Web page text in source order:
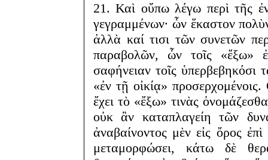
21. Καὶ οὔπω λέγω περὶ τῆς
γεγραμμένων· ὧν ἕκαστον
ἀλλὰ καί τισι τῶν συνετῶν
παραβολῶν, ὧν τοῖς «ἔξω»
σαφήνειαν τοῖς ὑπερβεβηκόσι
«ἐν τῇ οἰκίᾳ»
ἔχει τὸ «ἔξω» τινὰς
οὐκ ἂν καταπλαγείη τῶν
ἀναβαίνοντος μὲν εἰς ὄρος
μεταμορφώσει, κάτω δὲ